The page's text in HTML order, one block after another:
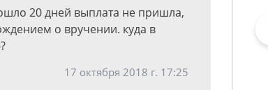
20 дней выплата не пришла,
о вручении. куда в
17 октября 2018 г. 17:25